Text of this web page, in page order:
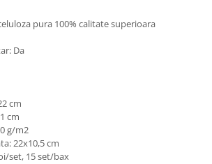
pura 100% calitate superioara
Da
cm
cm
g/m2
22x10,5 cm
set, 15 set/bax